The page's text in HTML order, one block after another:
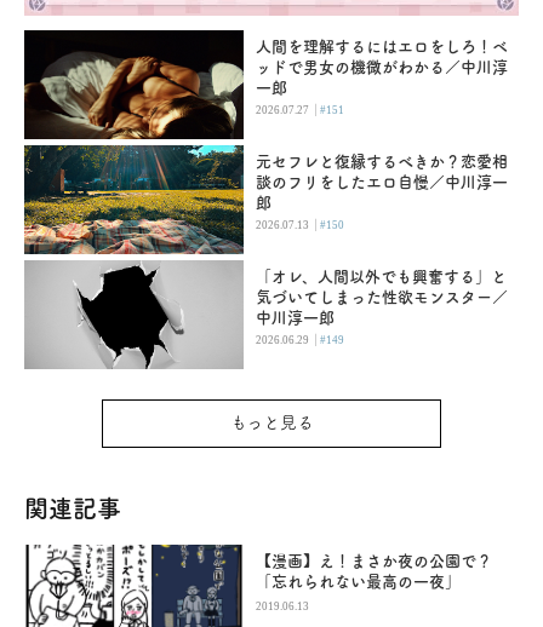
人間を理解するにはエロをしろ！ベ
ッドで男女の機微がわかる／中川淳
一郎
2026.07.27 |#151
元セフレと復縁するべきか？恋愛相
談のフリをしたエロ自慢／中川淳一
郎
2026.07.13 |#150
「オレ、人間以外でも興奮する」と
気づいてしまった性欲モンスター／
中川淳一郎
2026.06.29 |#149
もっと見る
関連記事
【漫画】え！まさか夜の公園で？
「忘れられない最高の一夜」
2019.06.13